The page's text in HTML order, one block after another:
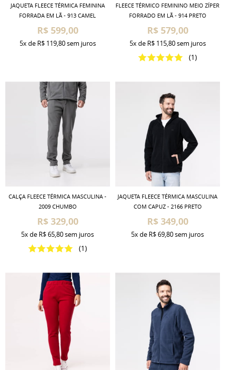
JAQUETA FLEECE TÉRMICA FEMININA
FORRADA EM LÃ - 913 CAMEL
R$ 599,00
5xde R$ 119,80sem juros
FLEECE TÉRMICO FEMININO MEIO ZÍPER
FORRADO EM LÃ - 914 PRETO
R$ 579,00
(1)
5xde R$ 115,80sem juros
CALÇA FLEECE TÉRMICA MASCULINA -
2009 CHUMBO
R$ 329,00
(1)
5xde R$ 65,80sem juros
JAQUETA FLEECE TÉRMICA MASCULINA
COM CAPUZ - 2166 PRETO
R$ 349,00
5xde R$ 69,80sem juros